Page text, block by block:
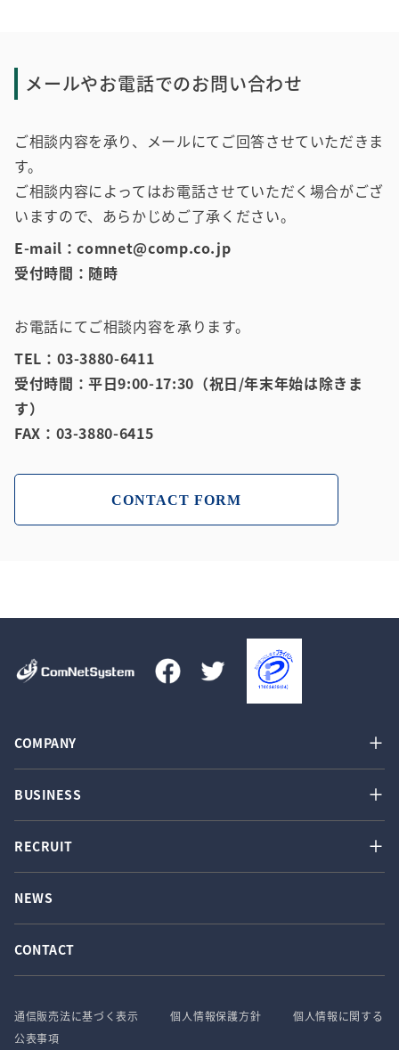
メールやお電話でのお問い合わせ
ご相談内容を承り、メールにてご回答させていただきま
す。
ご相談内容によってはお電話させていただく場合がござ
いますので、あらかじめご了承ください。
E-mail：comnet@comp.co.jp
受付時間：随時
お電話にてご相談内容を承ります。
TEL：03-3880-6411
受付時間：平日9:00-17:30（祝日/年末年始は除きま
す）
FAX：03-3880-6415
CONTACT FORM
COMPANY
BUSINESS
RECRUIT
NEWS
CONTACT
通信販売法に基づく表示 個人情報保護方針
個人情報に関する
公表事項